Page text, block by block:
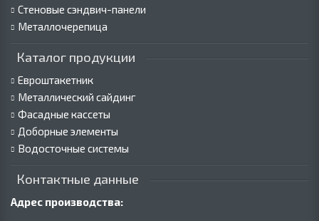
Стеновые сэндвич-панели
Металлочерепица
Каталог продукции
Евроштакетник
Металлический сайдинг
Фасадные кассеты
Доборные элементы
Водосточные системы
Контактные данные
Адрес производства: